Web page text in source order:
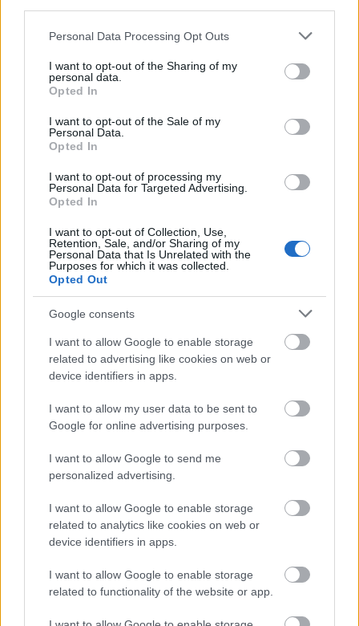
Please note that this website/app uses one or more Google
not limited to your visit or usage behaviour. You may click to
grant or deny consent to Google and its third-party tags to
use your data for below specified purposes in below Google
consent section.
Personal Data Processing Opt Outs
I want to opt-out of the Sharing of my
personal data.
Opted In
I want to opt-out of the Sale of my
Personal Data.
Opted In
I want to opt-out of processing my
Personal Data for Targeted Advertising.
Opted In
I want to opt-out of Collection, Use,
Retention, Sale, and/or Sharing of my
Personal Data that Is Unrelated with the
Purposes for which it was collected.
Opted Out
Google consents
I want to allow Google to enable storage
related to advertising like cookies on web or
device identifiers in apps.
I want to allow my user data to be sent to
Google for online advertising purposes.
I want to allow Google to send me
personalized advertising.
I want to allow Google to enable storage
related to analytics like cookies on web or
device identifiers in apps.
I want to allow Google to enable storage
related to functionality of the website or app.
Submarine1969. január 17-én jelent meg, az
azonos című rajzfilm „mellékterméke” volt,
ugyanis azt kell mondjuk, hogy önálló
lemeznek nehezen állná meg a helyét. Afféle
soundtrack, kizárólag gyűjtők élvezik,
végtére is a lemez fő témája, a címadó dal
már 1966-ban megjelent a Revolver en, azAll
You Need Is Love
is megjelent már 1967-ben, a
legtöbb dal már évekkel korábban megvolt. A
dalok többsége a korábbi albumok alkotói
kvalitásához képest szerényebb teljesítmény.
A Hey Buldogfő témája egy jó kis James Bond-
motívum is lehetne, de maga a szám nem
különösebben emlékezetes. A lemez másik
felén ráadásul George Martin szimfonikus
mégsem valók poplemezre, az ember csak
akkor tudja élvezni őket, ha kb. úgy be van
tépve, hogy még egy tengeralattjárót is
sárgának lát.
Az 1969-
es év